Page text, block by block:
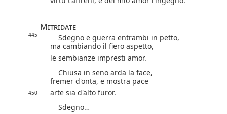
Mitridate
445
Sdegno e guerra entrambi in petto,
ma cambiando il fiero aspetto,
le sembianze impresti amor.
Chiusa in seno arda la face,
fremer d'onta, e mostra pace
450
arte sia d'alto furor.
Sdegno…